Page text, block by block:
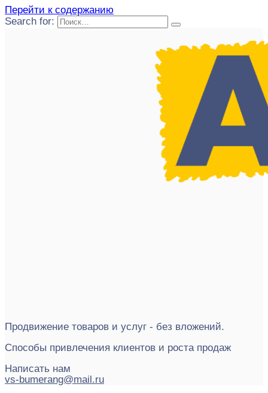
Перейти к содержанию
Search for:
Продвижение товаров и услуг - без вложений.
Способы привлечения клиентов и роста продаж
Написать нам
vs-bumerang@mail.ru